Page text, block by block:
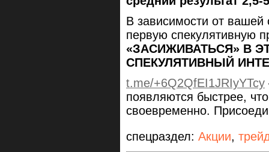
В зависимости от вашей
первую спекулятивную
«ЗАСИЖИВАТЬСЯ» В
СПЕКУЛЯТИВНЫЙ
t.me/+6Q2QfEI1JRIyYTcy
появляются быстрее,
своевременно.
спецраздел: Акции,